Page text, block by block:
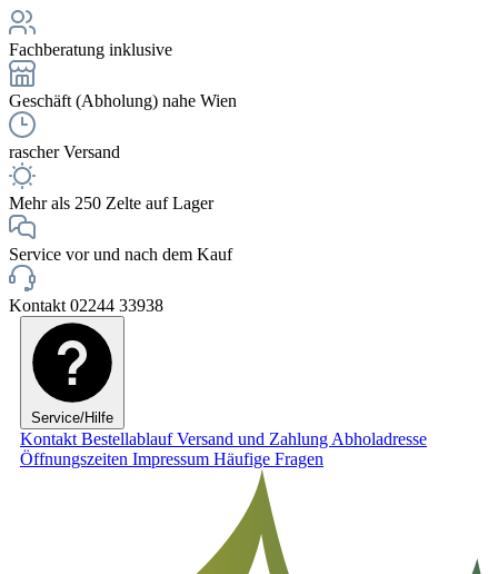
Fachberatung inklusive
Geschäft (Abholung) nahe Wien
rascher Versand
Mehr als 250 Zelte auf Lager
Service vor und nach dem Kauf
Kontakt 02244 33938
Service/Hilfe
Kontakt BestellablaufVersand und Zahlung Abholadresse
Öffnungszeiten Impressum Häufige Fragen